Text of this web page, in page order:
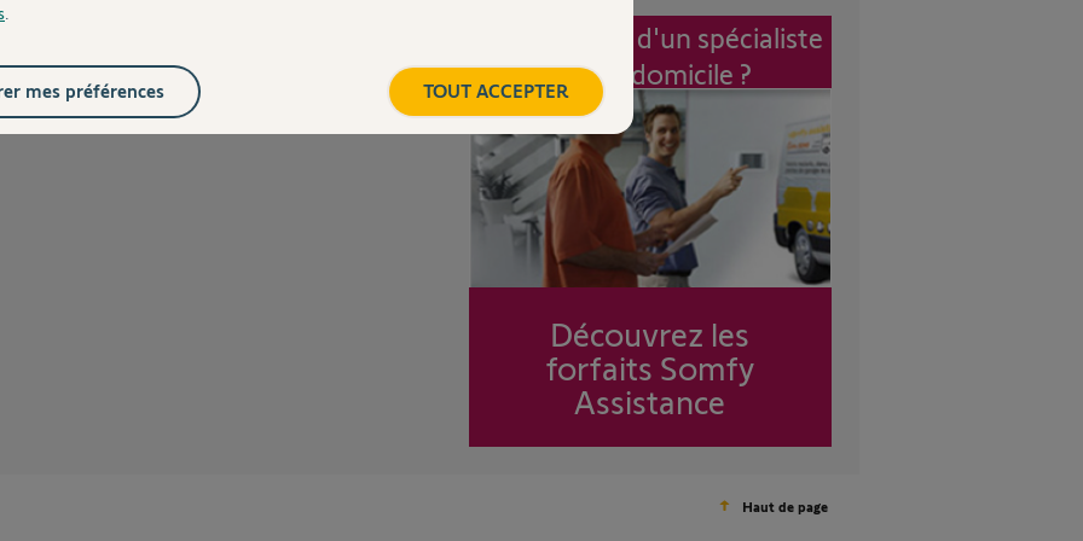
Intervention d'un spécialiste
à mon domicile ?
Découvrez les
forfaits Somfy
Assistance
Haut de page
TOUT ACCEPTER
mes préférences